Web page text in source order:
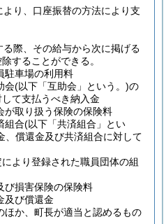
り、口座振替の方法により支
際、その給与から次に掲げる
することができる。
駐車場の利用料
会(以下「互助会」という。)の
て支払うべき納入金
が取り扱う保険の保険料
組合(以下「共済組合」とい
、償還金及び共済組合に対して
より登録された職員団体の組
び損害保険の保険料
及び償還金
ほか、町長が適当と認めるもの